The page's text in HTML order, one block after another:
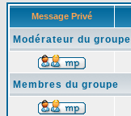
Message Privé
Modérateur du groupe
Membres du groupe